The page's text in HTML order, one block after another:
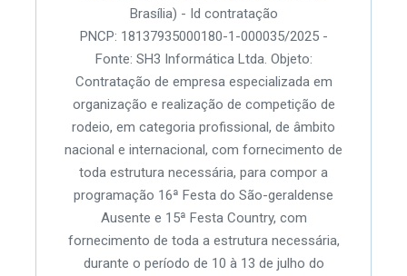
Brasília) - Id contratação
PNCP: 18137935000180-1-000035/2025 -
Fonte: SH3 Informática Ltda. Objeto:
Contratação de empresa especializada em
organização e realização de competição de
rodeio, em categoria profissional, de âmbito
nacional e internacional, com fornecimento de
toda estrutura necessária, para compor a
programação 16ª Festa do São-geraldense
Ausente e 15ª Festa Country, com
fornecimento de toda a estrutura necessária,
durante o período de 10 à 13 de julho do